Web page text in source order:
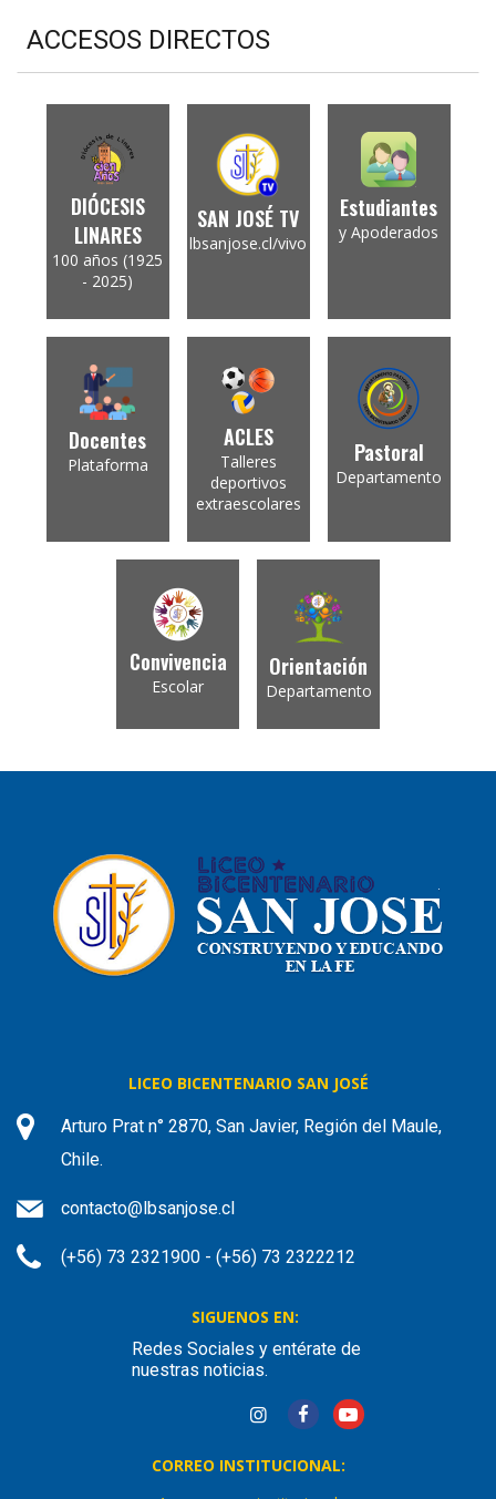
ACCESOS DIRECTOS
DIÓCESIS
LINARES
100 años (1925
- 2025)
SAN JOSÉ TV
lbsanjose.cl/vivo
Estudiantes
y Apoderados
Docentes
Plataforma
ACLES
Talleres
deportivos
extraescolares
Pastoral
Departamento
Convivencia
Escolar
Orientación
Departamento
LICEO BICENTENARIO SAN JOSÉ
Arturo Prat n° 2870, San Javier, Región del Maule,
Chile.
contacto@lbsanjose.cl
(+56) 73 2321900 - (+56) 73 2322212
SIGUENOS EN:
Redes Sociales y entérate de
nuestras noticias.
CORREO INSTITUCIONAL: